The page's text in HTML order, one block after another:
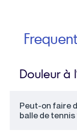
Douleur à
Peut-on faire
balle de tennis